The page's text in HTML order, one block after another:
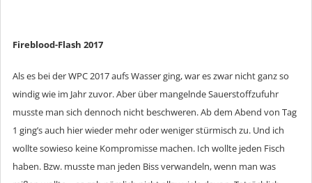
Fireblood-Flash 2017
Als es bei der WPC 2017 aufs Wasser ging, war es zwar nicht ganz so
windig wie im Jahr zuvor. Aber über mangelnde Sauerstoffzufuhr
musste man sich dennoch nicht beschweren. Ab dem Abend von Tag
1 ging’s auch hier wieder mehr oder weniger stürmisch zu. Und ich
wollte sowieso keine Kompromisse machen. Ich wollte jeden Fisch
haben. Bzw. musste man jeden Biss verwandeln, wenn man was